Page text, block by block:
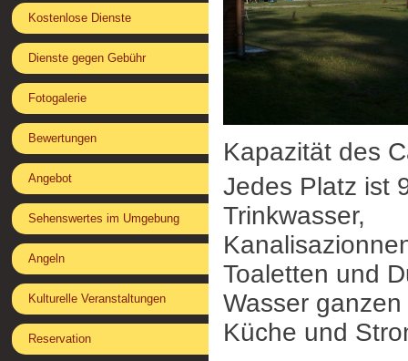
Kapazität des
Jedes Platz ist
Trinkwasser,
Toaletten und
Wasser ganzen
Küche und
Kostenlose Dienste
Dienste gegen Gebühr
Fotogalerie
Bewertungen
Angebot
Sehenswertes im Umgebung
Angeln
Kulturelle Veranstaltungen
Reservation